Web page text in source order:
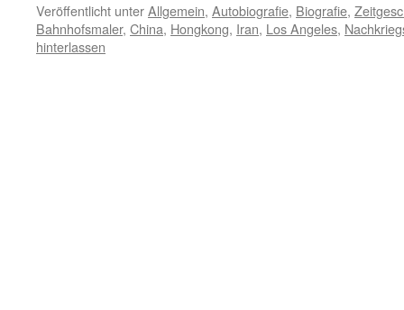
Veröffentlicht unterAllgemein, Autobiografie, Biografie,
Bahnhofsmaler, China, Hongkong, Iran, Los Angeles,
hinterlassen